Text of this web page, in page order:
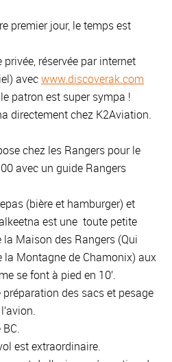
premier jour, le temps est
réservée par internet
avecwww.discoverak.com
patron est super sympa !
directement chez K2Aviation.
chez les Rangers pour le
avec un guide Rangers
(bière et hamburger) et
est une toute petite
Maison des Rangers (Qui
la Montagne de Chamonix) aux
se font à pied en 10’.
des sacs et pesage
est extraordinaire.